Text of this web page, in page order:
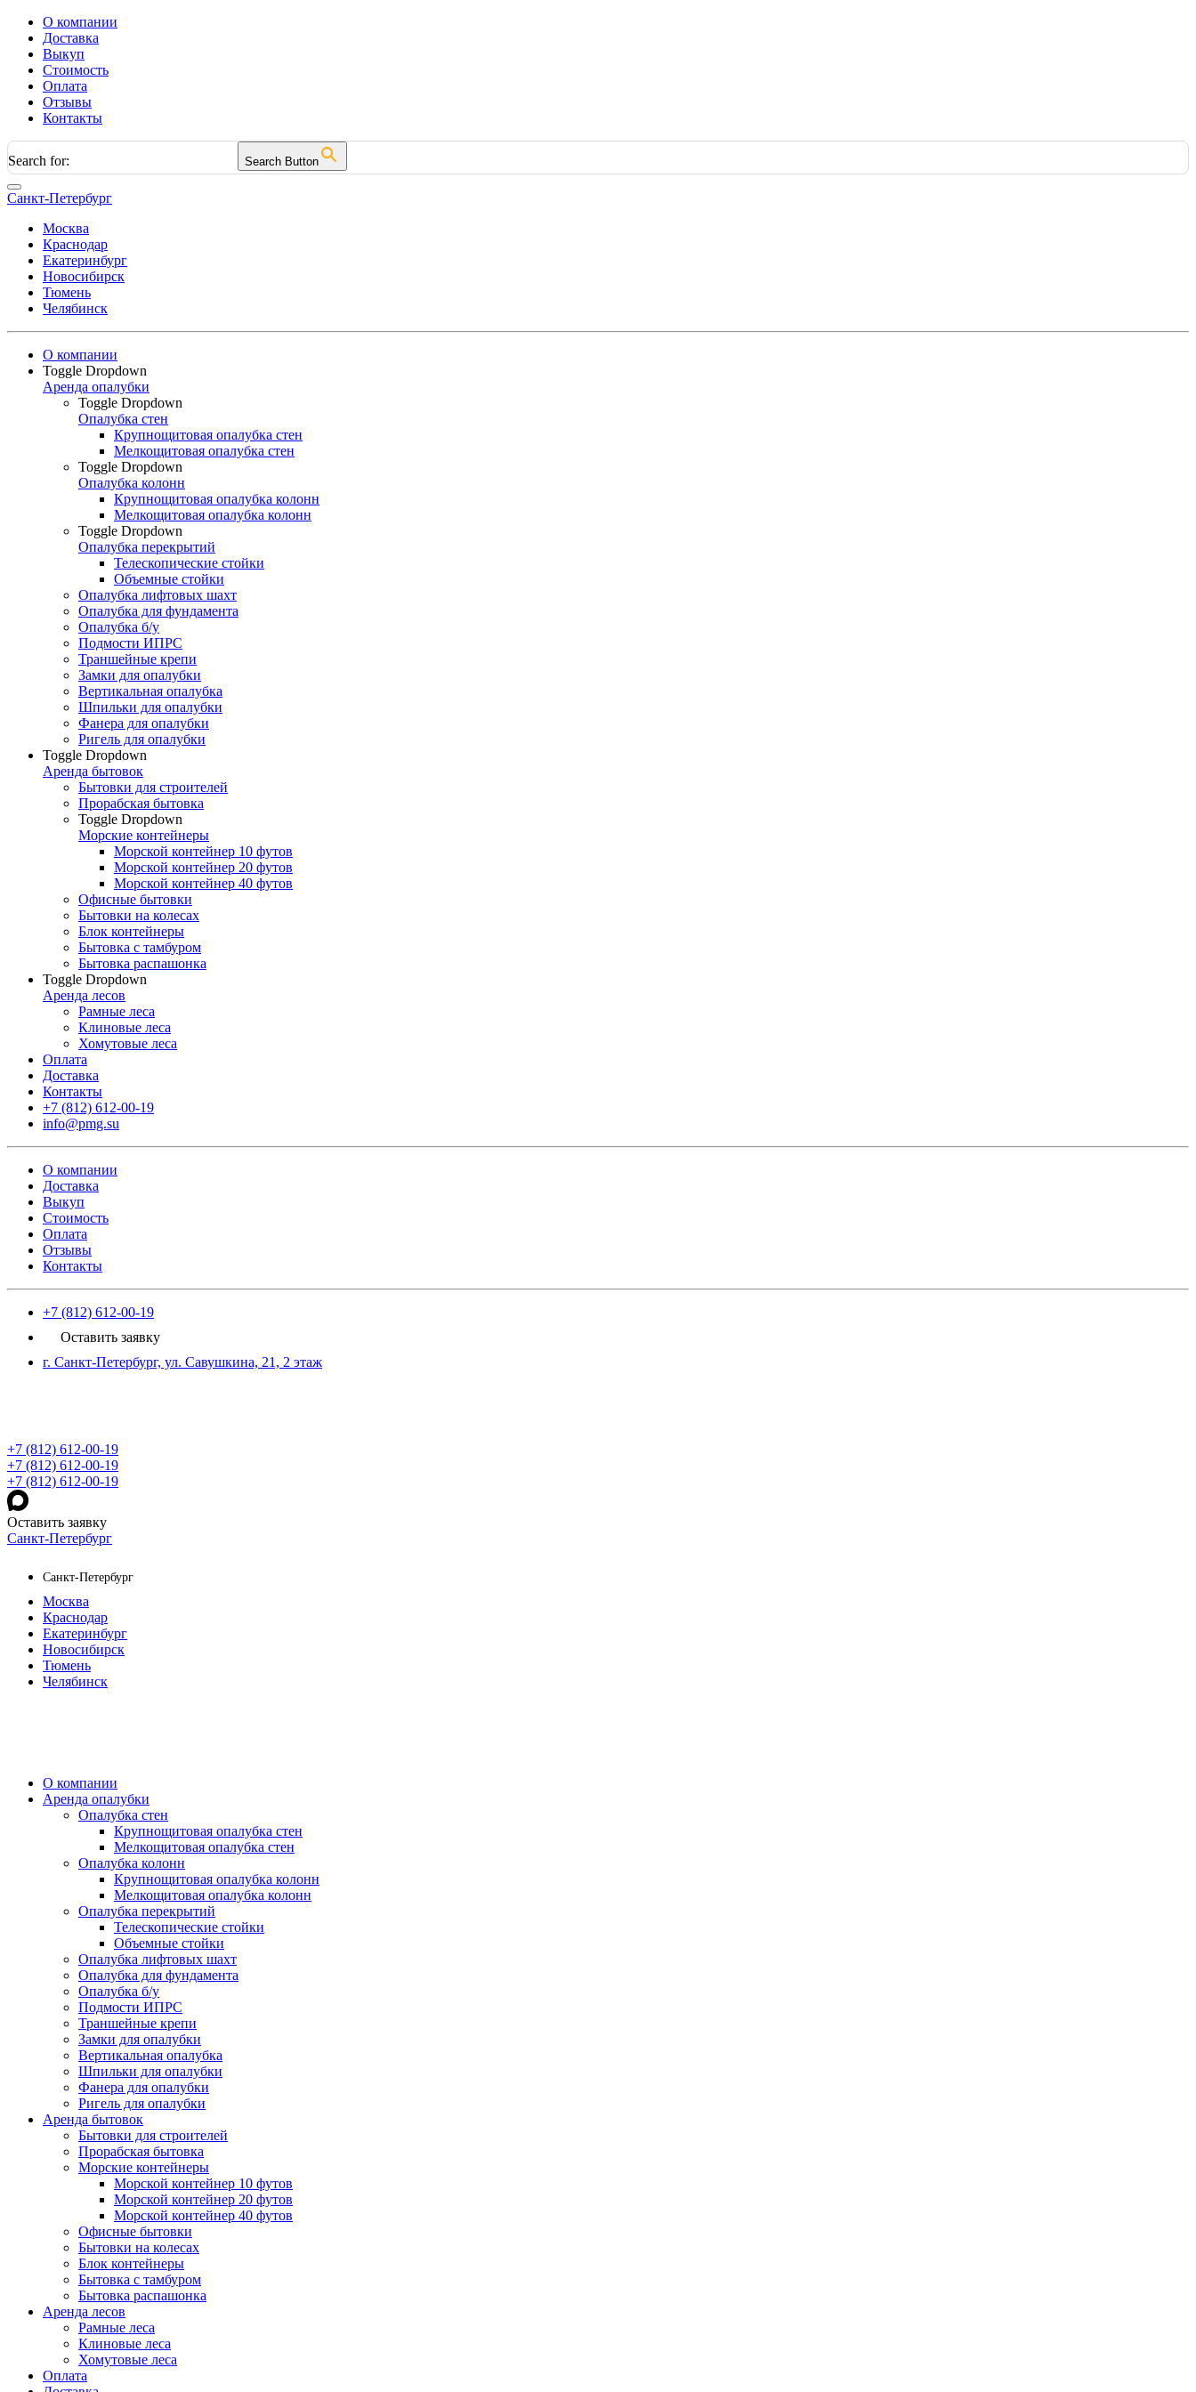
О компании
Доставка
Выкуп
Стоимость
Оплата
Отзывы
Контакты
Search for: Search Button
Санкт-Петербург
Москва
Краснодар
Екатеринбург
Новосибирск
Тюмень
Челябинск
О компании
Toggle Dropdown
Аренда опалубки
Toggle Dropdown
Опалубка стен
Крупнощитовая опалубка стен
Мелкощитовая опалубка стен
Toggle Dropdown
Опалубка колонн
Крупнощитовая опалубка колонн
Мелкощитовая опалубка колонн
Toggle Dropdown
Опалубка перекрытий
Телескопические стойки
Объемные стойки
Опалубка лифтовых шахт
Опалубка для фундамента
Опалубка б/у
Подмости ИПРС
Траншейные крепи
Замки для опалубки
Вертикальная опалубка
Шпильки для опалубки
Фанера для опалубки
Ригель для опалубки
Toggle Dropdown
Аренда бытовок
Бытовки для строителей
Прорабская бытовка
Toggle Dropdown
Морские контейнеры
Морской контейнер 10 футов
Морской контейнер 20 футов
Морской контейнер 40 футов
Офисные бытовки
Бытовки на колесах
Блок контейнеры
Бытовка с тамбуром
Бытовка распашонка
Toggle Dropdown
Аренда лесов
Рамные леса
Клиновые леса
Хомутовые леса
Оплата
Доставка
Контакты
+7 (812) 612-00-19
info@pmg.su
О компании
Доставка
Выкуп
Стоимость
Оплата
Отзывы
Контакты
+7 (812) 612-00-19
Оставить заявку
г. Санкт-Петербург, ул. Савушкина, 21, 2 этаж
+7 (812) 612-00-19
+7 (812) 612-00-19
+7 (812) 612-00-19
Оставить заявку
Санкт-Петербург
Санкт-Петербург
Москва
Краснодар
Екатеринбург
Новосибирск
Тюмень
Челябинск
О компании
Аренда опалубки
Опалубка стен
Крупнощитовая опалубка стен
Мелкощитовая опалубка стен
Опалубка колонн
Крупнощитовая опалубка колонн
Мелкощитовая опалубка колонн
Опалубка перекрытий
Телескопические стойки
Объемные стойки
Опалубка лифтовых шахт
Опалубка для фундамента
Опалубка б/у
Подмости ИПРС
Траншейные крепи
Замки для опалубки
Вертикальная опалубка
Шпильки для опалубки
Фанера для опалубки
Ригель для опалубки
Аренда бытовок
Бытовки для строителей
Прорабская бытовка
Морские контейнеры
Морской контейнер 10 футов
Морской контейнер 20 футов
Морской контейнер 40 футов
Офисные бытовки
Бытовки на колесах
Блок контейнеры
Бытовка с тамбуром
Бытовка распашонка
Аренда лесов
Рамные леса
Клиновые леса
Хомутовые леса
Оплата